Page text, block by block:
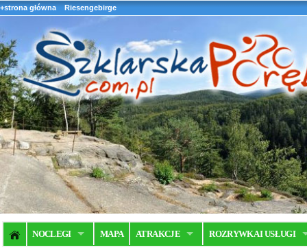
+strona główna Riesengebirge
NOCLEGI MAPA ATRAKCJE ROZRYWKA I USŁUGI